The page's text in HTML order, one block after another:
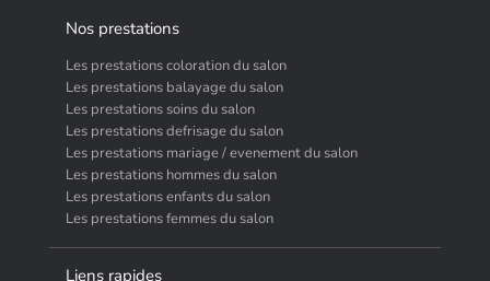
Nos prestations
Les prestations coloration du salon
Les prestations balayage du salon
Les prestations soins du salon
Les prestations defrisage du salon
Les prestations mariage / evenement du salon
Les prestations hommes du salon
Les prestations enfants du salon
Les prestations femmes du salon
Liens rapides